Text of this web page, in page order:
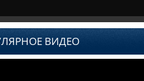
ВИДЕО